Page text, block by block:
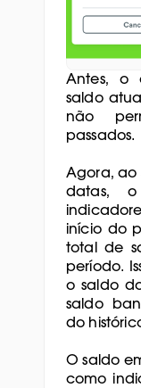
Antes, o
saldo
não
passados.
Agora, ao
datas,
início do
total de
período.
o saldo
saldo
do
O saldo
como